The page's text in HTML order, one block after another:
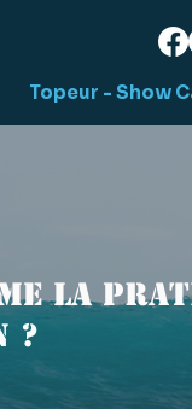
Topeur - Show
la
?